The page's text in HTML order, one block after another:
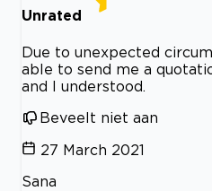
Unrated
Due to unexpected
able to send me a
and I understood.
Beveelt niet aan
27 March 2021
Sana